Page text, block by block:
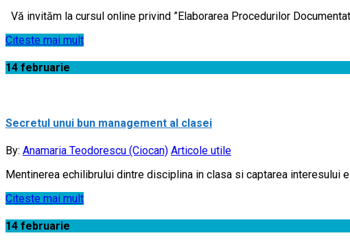
Vă invităm la cursul online privind ”Elaborarea Procedurilor
Citeste mai mult
14 februarie
Secretul unui bun management al clasei
By: Anamaria Teodorescu (Ciocan) Articole utile
Mentinerea echilibrului dintre disciplina in clasa si captarea interesului
Citeste mai mult
14 februarie